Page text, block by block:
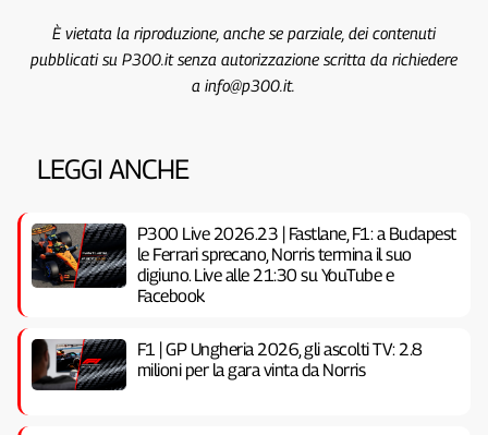
È vietata la riproduzione, anche se parziale, dei contenuti
pubblicati su P300.it senza autorizzazione scritta da richiedere
a info@p300.it.
LEGGI ANCHE
P300 Live 2026.23 | Fastlane, F1: a Budapest
le Ferrari sprecano, Norris termina il suo
digiuno. Live alle 21:30 su YouTube e
Facebook
F1 | GP Ungheria 2026, gli ascolti TV: 2.8
milioni per la gara vinta da Norris